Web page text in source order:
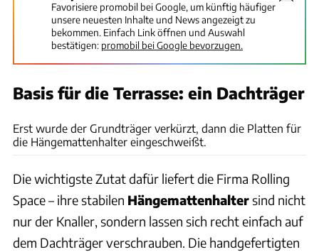
Favorisiere promobil bei Google, um künftig häufiger
unsere neuesten Inhalte und News angezeigt zu
bekommen. Einfach Link öffnen und Auswahl
bestätigen: promobil bei Google bevorzugen.
Basis für die Terrasse: ein Dachträger
Dani Heyne
Erst wurde der Grundträger verkürzt, dann die Platten für
die Hängemattenhalter eingeschweißt.
Die wichtigste Zutat dafür liefert die Firma Rolling
Space – ihre stabilen Hängemattenhaltersind nicht
nur der Knaller, sondern lassen sich recht einfach auf
dem Dachträger verschrauben. Die handgefertigten